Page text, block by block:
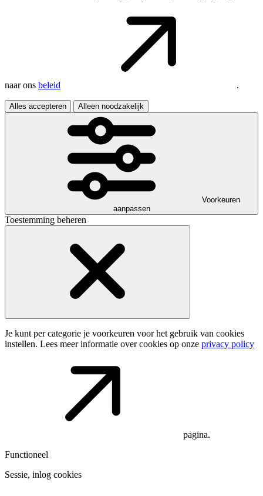
naar ons beleid .
Alles accepteren Alleen noodzakelijk
Voorkeuren
aanpassen
Toestemming beheren
Je kunt per categorie je voorkeuren voor het gebruik van cookies
instellen. Lees meer informatie over cookies op onze privacy policy
pagina.
Functioneel
Sessie, inlog cookies